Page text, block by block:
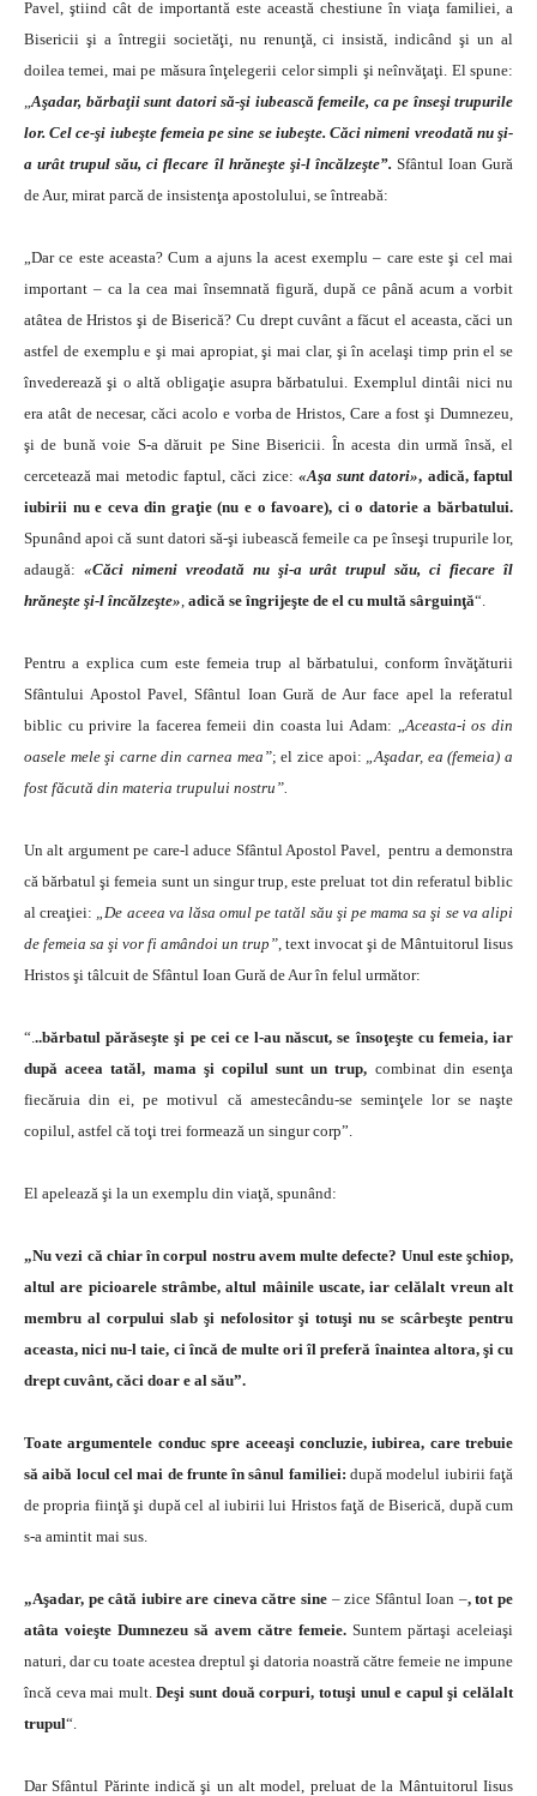
Pavel, ştiind cât de importantă este această chestiune în viaţa familiei, a
Bisericii şi a întregii societăţi, nu renunţă, ci insistă, indicând şi un al
doilea temei, mai pe măsura înţelegerii celor simpli şi neînvăţaţi. El spune:
Aşadar, bărbaţii sunt datori să-şi iubească femeile, ca pe înseşi trupurile
lor. Cel ce-şi iubeşte femeia pe sine se iubeşte. Căci nimeni vreodată nu şi-
a urât trupul său, ci flecare îl hrăneşte şi-l încălzeşte”. Sfântul Ioan Gură
de Aur, mirat parcă de insistenţa apostolului, se întreabă:
„Dar ce este aceasta? Cum a ajuns la acest exemplu – care este şi cel mai
important – ca la cea mai însemnată figură, după ce până acum a vorbit
atâtea de Hristos şi de Biserică? Cu drept cuvânt a făcut el aceasta, căci un
astfel de exemplu e şi mai apropiat, şi mai clar, şi în acelaşi timp prin el se
învederează şi o altă obligaţie asupra bărbatului. Exemplul dintâi nici nu
era atât de necesar, căci acolo e vorba de Hristos, Care a fost şi Dumnezeu,
şi de bună voie S-a dăruit pe Sine Bisericii. În acesta din urmă însă, el
cercetează mai metodic faptul, căci zice: «Aşa sunt datori», adică, faptul
iubirii nu e ceva din graţie (nu e o favoare), ci o datorie a bărbatului.
Spunând apoi că sunt datori să-şi iubească femeile ca pe înseşi trupurile lor,
adaugă: «Căci nimeni vreodată nu şi-a urât trupul său, ci fiecare îl
hrăneşte şi-l încălzeşte» adică se îngrijeşte de el cu multă sârguinţă“.
Pentru a explica cum este femeia trup al bărbatului, conform învăţăturii
Sfântului Apostol Pavel, Sfântul Ioan Gură de Aur face apel la referatul
biblic cu privire la facerea femeii din coasta lui Adam: „ Aceasta-i os din
oasele mele şi carne din carnea mea”; el zice apoi:
„Aşadar, ea (femeia) a
fost făcută din materia trupului nostru”.
Un alt argument pe care-l aduce Sfântul Apostol Pavel, pentru a demonstra
că bărbatul şi femeia sunt un singur trup, este preluat tot din referatul biblic
al creaţiei:
„De aceea va lăsa omul pe tatăl său şi pe mama sa şi se va alipi
de femeia sa şi vor fi amândoi un trup” , text invocat şi de Mântuitorul Iisus
Hristos şi tâlcuit de Sfântul Ioan Gură de Aur în felul următor:
“. ..bărbatul părăseşte şi pe cei ce l-au născut, se însoţeşte cu femeia, iar
după aceea tatăl, mama şi copilul sunt un trup, combinat din esenţa
fiecăruia din ei, pe motivul că amestecându-se seminţele lor se naşte
copilul, astfel că toţi trei formează un singur corp”.
El apelează şi la un exemplu din viaţă, spunând:
„Nu vezi că chiar în corpul nostru avem multe defecte? Unul este şchiop,
altul are picioarele strâmbe, altul mâinile uscate, iar celălalt vreun alt
membru al corpului slab şi nefolositor şi totuşi nu se scârbeşte pentru
aceasta, nici nu-l taie, ci încă de multe ori îl preferă înaintea altora, şi cu
drept cuvânt, căci doar e al său”.
Toate argumentele conduc spre aceeaşi concluzie, iubirea, care trebuie
să aibă locul cel mai de frunte în sânul familiei:după modelul iubirii faţă
de propria fiinţă şi după cel al iubirii lui Hristos faţă de Biserică, după cum
s-a amintit mai sus.
„Aşadar, pe câtă iubire are cineva către sine – zice Sfântul Ioan –, tot pe
atâta voieşte Dumnezeu să avem către femeie. Suntem părtaşi aceleiaşi
naturi, dar cu toate acestea dreptul şi datoria noastră către femeie ne impune
încă ceva mai mult.Deşi sunt două corpuri, totuşi unul e capul şi celălalt
trupul“.
Dar Sfântul Părinte indică şi un alt model, preluat de la Mântuitorul Iisus